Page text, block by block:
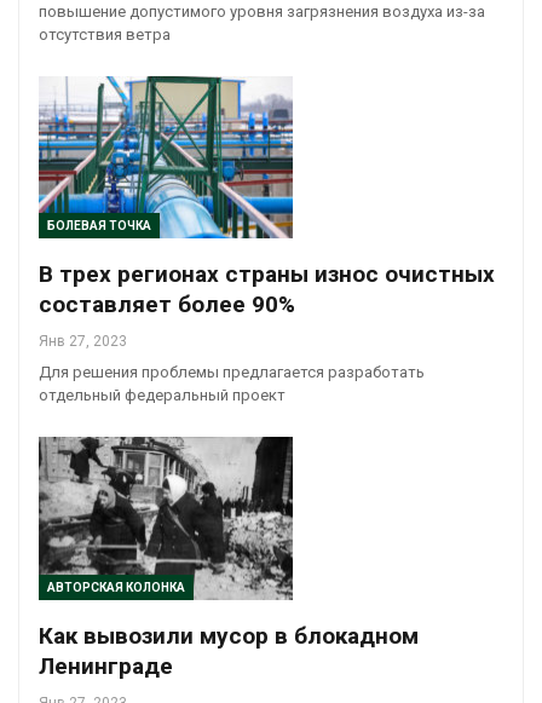
повышение допустимого уровня загрязнения воздуха из-за
отсутствия ветра
БОЛЕВАЯ ТОЧКА
В трех регионах страны износ очистных
составляет более 90%
Янв 27, 2023
Для решения проблемы предлагается разработать
отдельный федеральный проект
АВТОРСКАЯ КОЛОНКА
Как вывозили мусор в блокадном
Ленинграде